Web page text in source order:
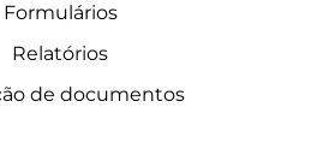
Formulários
Relatórios
de documentos